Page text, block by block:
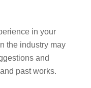
in your
the industry may
and
past works.